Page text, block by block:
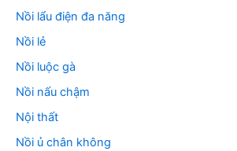
Nồi lẩu điện đa năng
Nồi lẻ
Nồi luộc gà
Nồi nấu chậm
Nội thất
Nồi ủ chân không